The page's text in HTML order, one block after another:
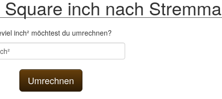
inch nach Stremma
inch² möchtest du umrechnen?